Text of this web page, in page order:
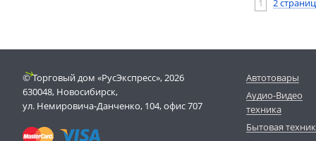
1 2
© Торговый дом «РусЭкспресс», 2026
630048, Новосибирск,
ул. Немировича-Данченко, 104, офис 707
Автотовары
Аудио-Видео
техника
Бытовая